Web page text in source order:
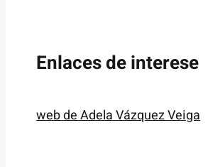
Enlaces de interese
web de Adela Vázquez Veiga